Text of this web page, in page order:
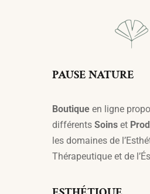
PAUSE NATURE
Boutique en ligne
différents Soins et
les domaines de
Thérapeutique et de